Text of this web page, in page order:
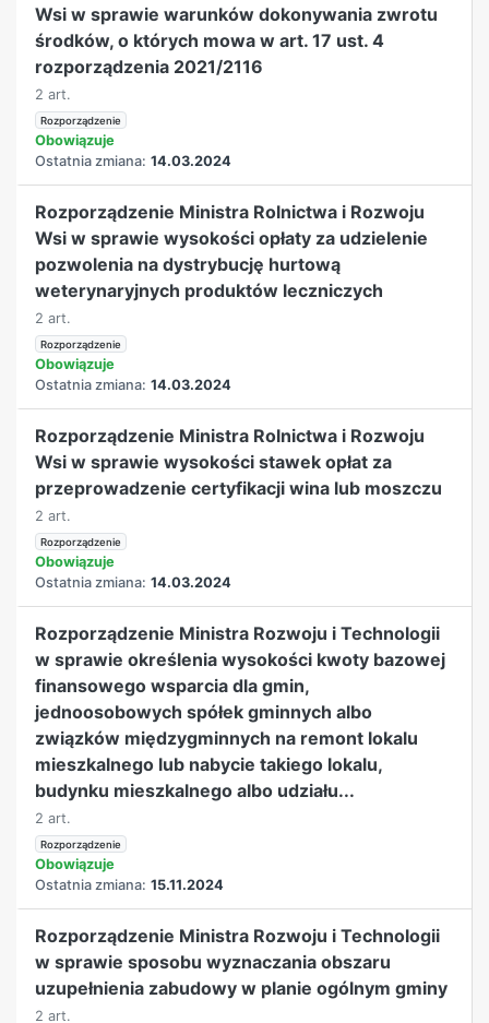
Wsi w sprawie warunków dokonywania zwrotu
środków, o których mowa w art. 17 ust. 4
rozporządzenia 2021/2116
2 art.
Rozporządzenie
Obowiązuje
Ostatnia zmiana: 14.03.2024
Rozporządzenie Ministra Rolnictwa i Rozwoju
Wsi w sprawie wysokości opłaty za udzielenie
pozwolenia na dystrybucję hurtową
weterynaryjnych produktów leczniczych
2 art.
Rozporządzenie
Obowiązuje
Ostatnia zmiana: 14.03.2024
Rozporządzenie Ministra Rolnictwa i Rozwoju
Wsi w sprawie wysokości stawek opłat za
przeprowadzenie certyfikacji wina lub moszczu
2 art.
Rozporządzenie
Obowiązuje
Ostatnia zmiana: 14.03.2024
Rozporządzenie Ministra Rozwoju i Technologii
w sprawie określenia wysokości kwoty bazowej
finansowego wsparcia dla gmin,
jednoosobowych spółek gminnych albo
związków międzygminnych na remont lokalu
mieszkalnego lub nabycie takiego lokalu,
budynku mieszkalnego albo udziału...
2 art.
Rozporządzenie
Obowiązuje
Ostatnia zmiana: 15.11.2024
Rozporządzenie Ministra Rozwoju i Technologii
w sprawie sposobu wyznaczania obszaru
uzupełnienia zabudowy w planie ogólnym gminy
2 art.